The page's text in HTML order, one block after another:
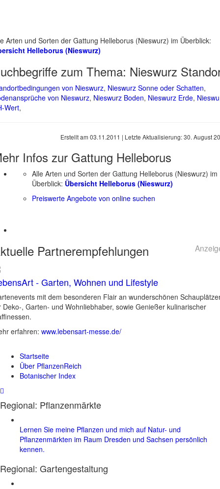
Arten und Sorten der Gattung Helleborus (Nieswurz) im Überblick:
Helleborus (Nieswurz)
zum Thema: Nieswurz
von Nieswurz, Nieswurz Sonne oder Schatten,
von Nieswurz, Nieswurz Boden, Nieswurz Erde,
Wert,
Erstellt am 03.11.2011 | Letzte Aktualisierung:30. August
Infos zur Gattung Helleborus
Alle Arten und Sorten der Gattung Helleborus (Nieswurz) im
Überblick: Übersicht Helleborus (Nieswurz)
Preiswerte Angebote von online suchen
Partnerempfehlungen
- Garten, Wohnen und Lifestyle
mit dem besonderen Flair an wunderschönen
Deko-, Garten- und Wohnliebhaber, sowie Genießer kulinarischer
erfahren: www.lebensart-messe.de/
Startseite
Über PflanzenReich
Botanischer Index
Regional: Pflanzenmärkte
Lernen Sie meine Pflanzen und mich auf Natur- und
Pflanzenmärkten im Raum Dresden und Sachsen persönlich
kennen.
Regional: Gartengestaltung